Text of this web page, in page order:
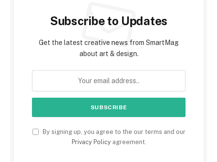
Subscribe to Updates
Get the latest creative news from SmartMag
about art & design.
By signing up, you agree to the our terms and our
Privacy Policyagreement.